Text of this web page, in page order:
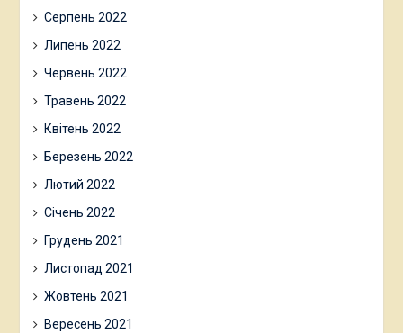
Серпень 2022
Липень 2022
Червень 2022
Травень 2022
Квітень 2022
Березень 2022
Лютий 2022
Січень 2022
Грудень 2021
Листопад 2021
Жовтень 2021
Вересень 2021